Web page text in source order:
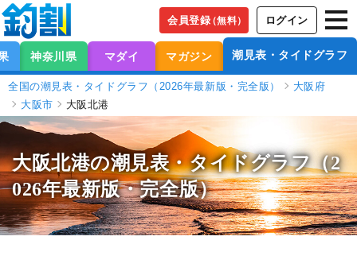
会員登録（無料） ログイン
神奈川県 マダイ マガジン 潮見表・タイドグラフ
全国の潮見表・タイドグラフ（2026年最新版・完全版）
大阪府
大阪市
大阪北港
大阪北港の潮見表・タイドグラフ（2
026年最新版・完全版）